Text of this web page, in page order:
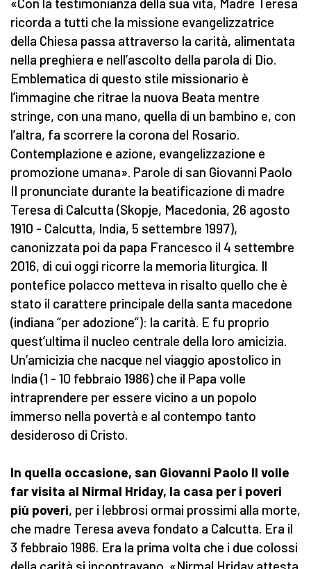
«Con la testimonianza della sua vita, Madre Teresa
ricorda a tutti che la missione evangelizzatrice
della Chiesa passa attraverso la carità, alimentata
nella preghiera e nell’ascolto della parola di Dio.
Emblematica di questo stile missionario è
l’immagine che ritrae la nuova Beata mentre
stringe, con una mano, quella di un bambino e, con
l’altra, fa scorrere la corona del Rosario.
Contemplazione e azione, evangelizzazione e
promozione umana». Parole di san Giovanni Paolo
II pronunciate durante la beatificazione di madre
Teresa di Calcutta (Skopje, Macedonia, 26 agosto
1910 - Calcutta, India, 5 settembre 1997),
canonizzata poi da papa Francesco il 4 settembre
2016, di cui oggi ricorre la memoria liturgica. Il
pontefice polacco metteva in risalto quello che è
stato il carattere principale della santa macedone
(indiana “per adozione”): la carità. E fu proprio
quest’ultima il nucleo centrale della loro amicizia.
Un’amicizia che nacque nel viaggio apostolico in
India (1 - 10 febbraio 1986) che il Papa volle
intraprendere per essere vicino a un popolo
immerso nella povertà e al contempo tanto
desideroso di Cristo.
In quella occasione, san Giovanni Paolo II volle
far visita al Nirmal Hriday, la casa per i poveri
più poveri, per i lebbrosi ormai prossimi alla morte,
che madre Teresa aveva fondato a Calcutta. Era il
3 febbraio 1986. Era la prima volta che i due colossi